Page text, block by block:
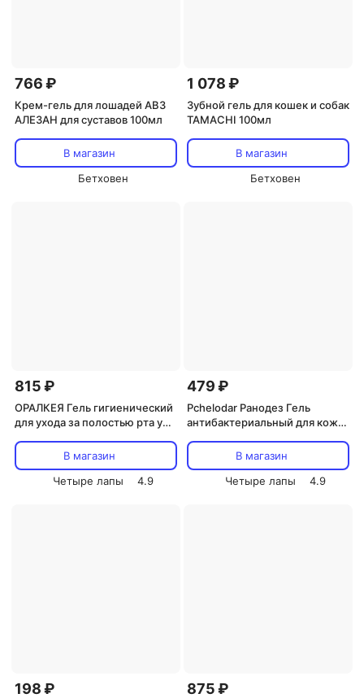
766 ₽
Крем-гель для лошадей АВЗ
АЛЕЗАН для суставов 100мл
В магазин
Бетховен
1 078 ₽
Зубной гель для кошек и собак
TAMACHI 100мл
В магазин
Бетховен
815 ₽
ОРАЛКЕЯ Гель гигиенический
для ухода за полостью рта у
В магазин
Четыре лапы
4.9
479 ₽
Pchelodar Ранодез Гель
антибактериальный для кожи
питомцев, 20 гр.
В магазин
Четыре лапы
4.9
198 ₽ 875 ₽